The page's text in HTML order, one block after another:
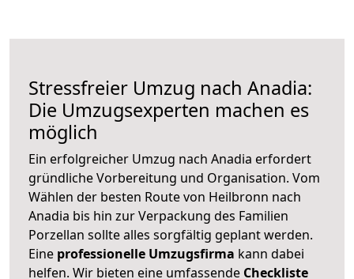
Stressfreier Umzug nach Anadia:
Die Umzugsexperten machen es
möglich
Ein erfolgreicher Umzug nach Anadia erfordert
gründliche Vorbereitung und Organisation. Vom
Wählen der besten Route von Heilbronn nach
Anadia bis hin zur Verpackung des Familien
Porzellan sollte alles sorgfältig geplant werden.
Eine professionelle Umzugsfirma kann dabei
helfen. Wir bieten eine umfassende Checkliste